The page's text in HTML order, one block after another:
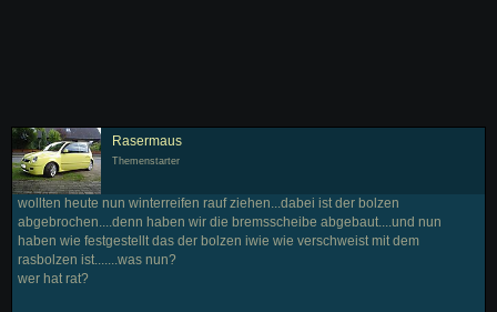
Rasermaus
Themenstarter
wollten heute nun winterreifen rauf ziehen...dabei ist der bolzen
abgebrochen....denn haben wir die bremsscheibe abgebaut....und nun
haben wie festgestellt das der bolzen iwie wie verschweist mit dem
rasbolzen ist.......was nun?
wer hat rat?